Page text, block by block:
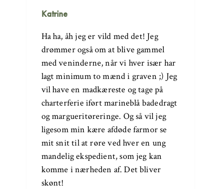
Katrine
Ha ha, åh jeg er vild med det! Jeg
drømmer også om at blive gammel
med veninderne, når vi hver især har
lagt minimum to mænd i graven ;) Jeg
vil have en madkæreste og tage på
charterferie iført marineblå badedragt
og margueritøreringe. Og så vil jeg
ligesom min kære afdøde farmor se
mit snit til at røre ved hver en ung
mandelig ekspedient, som jeg kan
komme i nærheden af. Det bliver
skønt!